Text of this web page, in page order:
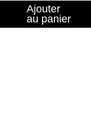
Ajouter
au panier